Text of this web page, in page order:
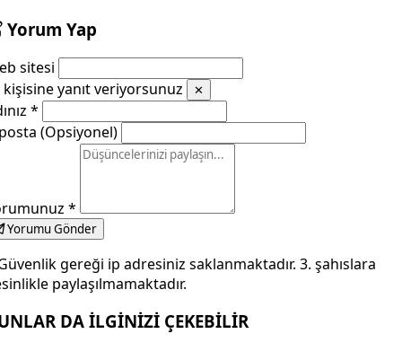
Yorum Yap
sitesi
kişisine yanıt veriyorsunuz
✕
*
(Opsiyonel)
*
Yorumu Gönder
gereği ip adresiniz saklanmaktadır. 3. şahıslara
paylaşılmamaktadır.
DA İLGİNİZİ ÇEKEBİLİR